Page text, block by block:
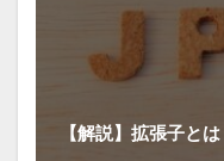
【解説】拡張子と